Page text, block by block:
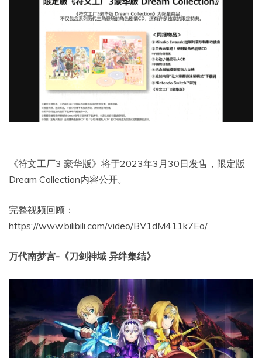
《符文工厂3 豪华版》将于2023年3月30日发售，限定版
Dream Collection内容公开。
完整视频回顾：
https://www.bilibili.com/video/BV1dM411k7Eo/
万代南梦宫-《刀剑神域 异绊集结》